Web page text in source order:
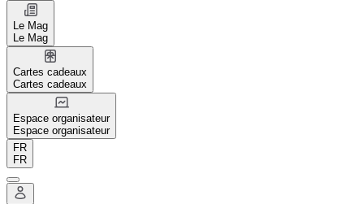
Le Mag
Le Mag
Cartes cadeaux
Cartes cadeaux
Espace organisateur
Espace organisateur
FR
FR